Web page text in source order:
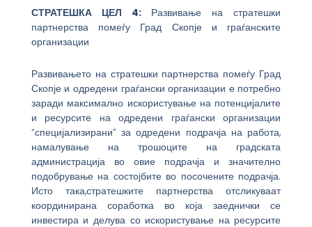
СТРАТЕШКА ЦЕЛ 4: Развивање на стратешки
партнерства помеѓу Град Скопје и граѓанските
организации
Развивањето на стратешки партнерства помеѓу Град
Скопје и одредени граѓански организации е потребно
заради максимално искористување на потенцијалите
и ресурсите на одредени граѓански организации
“специјализирани” за одредени подрачја на работа,
намалување на трошоците на градската
администрација во овие подрачја и значително
подобрување на состојбите во посочените подрачја.
Исто така,стратешките партнерства отсликуваат
координирана соработка во која заеднички се
инвестира и делува со искористување на ресурсите